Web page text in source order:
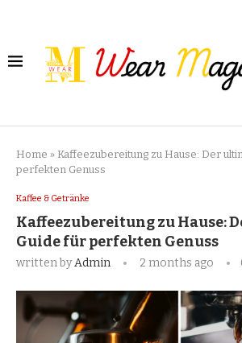
Home » Kaffeezubereitung zu Hause: Der
perfekten Genuss
Kaffee & Getränke
Kaffeezubereitung zu Hause:
Guide für perfekten Genuss
written byAdmin 2 months ago